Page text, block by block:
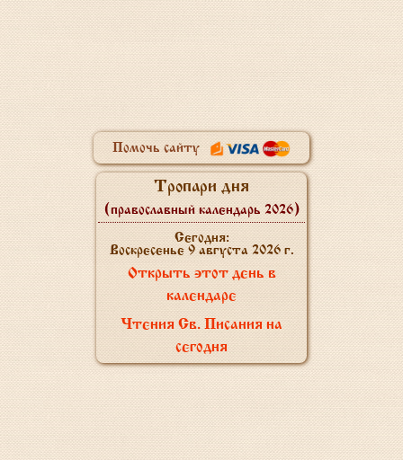
Помочь сайту
Тропари дня
(православный календарь 2026)
Сегодня:
Воскресенье 9 августа 2026 г.
Открыть этот день в
календаре
Чтения Св. Писания на
сегодня